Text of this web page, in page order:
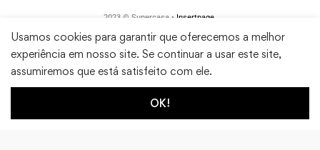
2023 © Supercasa • Insertpage
Usamos cookies para garantir que oferecemos a melhor
experiência em nosso site. Se continuar a usar este site,
assumiremos que está satisfeito com ele.
OK!
1